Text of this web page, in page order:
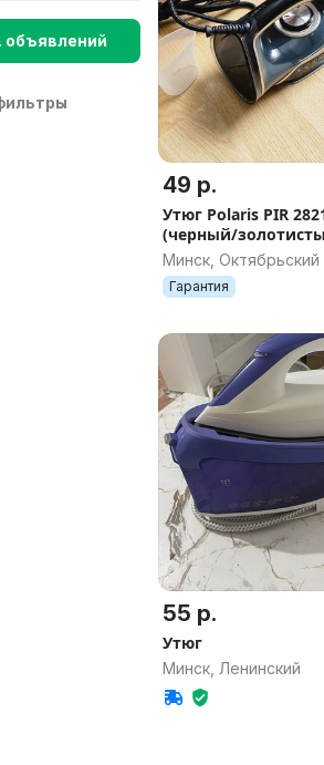
объявлений
49 р.
Утюг Polaris PIR
(черный/
Минск, Октябрьский
Гарантия
55 р.
Утюг
Минск, Ленинский